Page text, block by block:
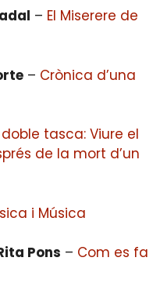
– El Miserere de
– Crònica d’una
tasca: Viure el
de la mort d’un
i Música
Pons – Com es fa